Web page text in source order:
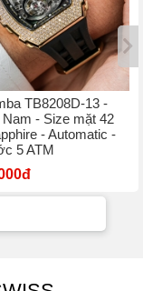
TB8208D-13 -
- Size mặt 42
- Automatic -
5 ATM